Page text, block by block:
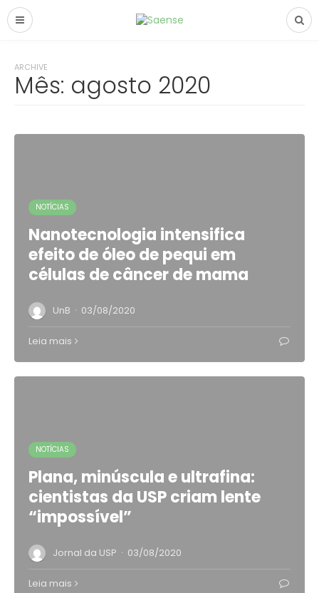
ARCHIVE
Mês: agosto 2020
NOTÍCIAS
Nanotecnologia intensifica
efeito de óleo de pequi em
células de câncer de mama
UnB · 03/08/2020
Leia mais
NOTÍCIAS
Plana, minúscula e ultrafina:
cientistas da USP criam lente
“impossível”
Jornal da USP · 03/08/2020
Leia mais